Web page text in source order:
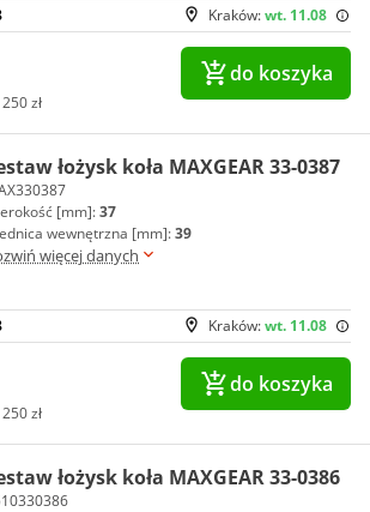
Kraków:wt. 11.08
zł
do koszyka
łożysk koła MAXGEAR 33-0387
[mm]:37
wewnętrzna [mm]:39
więcej danych
Kraków:wt. 11.08
zł
do koszyka
łożysk koła MAXGEAR 33-0386